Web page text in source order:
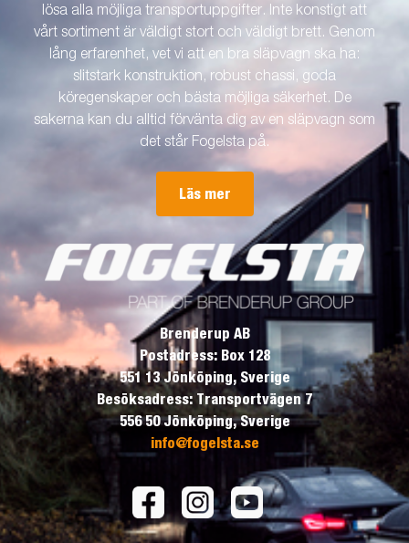
lösa alla möjliga transportuppgifter. Inte konstigt att
vårt sortiment är väldigt stort och väldigt brett. Genom
lång erfarenhet, vet vi att en bra släpvagn ska ha:
slitstark konstruktion, robust chassi, goda
köregenskaper och bästa möjliga säkerhet. De
sakerna kan du alltid förvänta dig av en släpvagn som
det står Fogelsta på.
Läs mer
Brenderup AB
Postadress: Box 128
551 13 Jönköping, Sverige
Besöksadress: Transportvägen 7
556 50 Jönköping, Sverige
info@fogelsta.se